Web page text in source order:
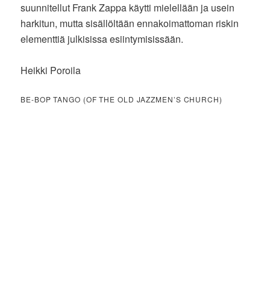
suunnitellut Frank Zappa käytti mielellään ja usein
harkitun, mutta sisällöltään ennakoimattoman riskin
elementtiä julkisissa esiintymisissään.
Heikki Poroila
BE-BOP TANGO (OF THE OLD JAZZMEN’S CHURCH)